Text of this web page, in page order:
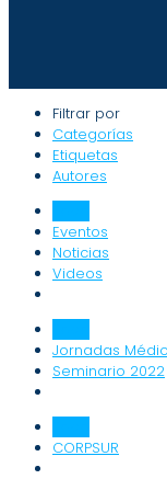
Filtrar por
Categorías
Etiquetas
Autores
Eventos
Noticias
Videos
Jornadas
Seminario 2022
CORPSUR